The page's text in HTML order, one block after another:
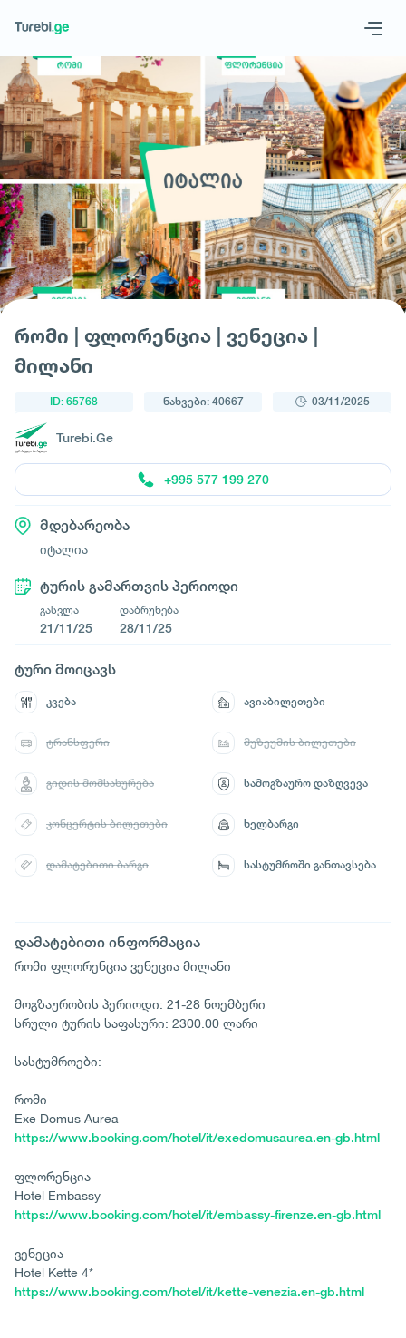
Geo
მოითხოვე ტური
რომი | ფლორენცია | ვენეცია |
მილანი
ID: 65768 ნახვები: 40667 03/11/2025
Turebi.Ge
+995 577 199 270
მდებარეობა
იტალია
ტურის გამართვის პერიოდი
გასვლა
21/11/25
დაბრუნება
28/11/25
დამატებითი ინფორმაცია
რომი ფლორენცია ვენეცია მილანი
მოგზაურობის პერიოდი: 21-28 ნოემბერი
სრული ტურის საფასური: 2300.00 ლარი
სასტუმროები:
რომი
Exe Domus Aurea
https://www.booking.com/hotel/it/exedomusaurea.en-gb.html
ფლორენცია
Hotel Embassy
https://www.booking.com/hotel/it/embassy-firenze.en-gb.html
ვენეცია
Hotel Kette 4*
https://www.booking.com/hotel/it/kette-venezia.en-gb.html
ტური მოიცავს
კვება ავიაბილეთები
ტრანსფერი მუზეუმის ბილეთები
გიდის მომსახურება სამოგზაურო დაზღვევა
კონცერტის ბილეთები ხელბარგი
დამატებითი ბარგი სასტუმროში განთავსება